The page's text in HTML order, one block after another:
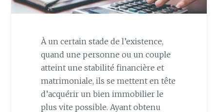
À un certain stade de l’existence,
quand une personne ou un couple
atteint une stabilité financière et
matrimoniale, ils se mettent en tête
d’acquérir un bien immobilier le
plus vite possible. Ayant obtenu